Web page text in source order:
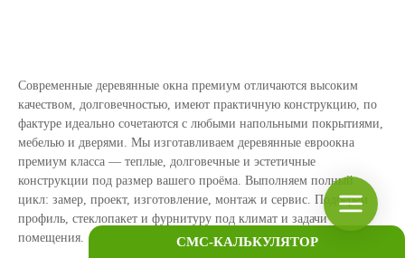
Современные деревянные окна премиум отличаются высоким
качеством, долговечностью, имеют практичную конструкцию, по
фактуре идеально сочетаются с любыми напольными покрытиями,
мебелью и дверями. Мы изготавливаем деревянные евроокна
премиум класса — теплые, долговечные и эстетичные
конструкции под размер вашего проёма. Выполняем полный
цикл: замер, проект, изготовление, монтаж и сервис. Подберём
профиль, стеклопакет и фурнитуру под климат и задачи
помещения.
СМС-КАЛЬКУЛЯТОР